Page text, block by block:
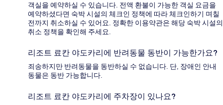
객실을 예약하실 수 있습니다. 전액 환불이 가능한 객실 요금을
예약하셨다면 숙박 시설의 체크인 정책에 따라 체크인하기 며칠
전까지 취소하실 수 있어요. 정확한 이용약관은 해당 숙박 시설의
취소 정책을 확인해 주세요.
리조트 료칸 야도카리에 반려동물 동반이 가능한가요?
죄송하지만 반려동물을 동반하실 수 없습니다. 단, 장애인 안내
동물은 동반 가능합니다.
리조트 료칸 야도카리에 주차장이 있나요?